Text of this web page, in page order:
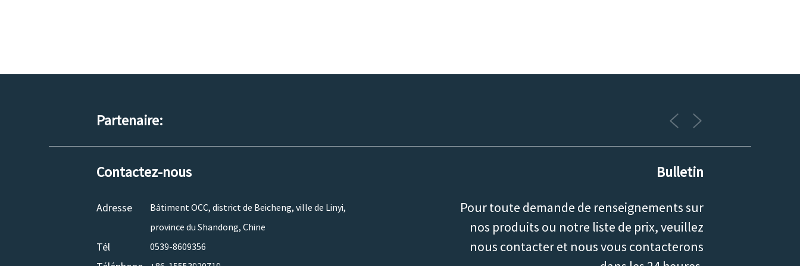
Partenaire:
Contactez-nous
Adresse
Bâtiment OCC, district de Beicheng, ville de Linyi,
province du Shandong, Chine
Tél 0539-8609356
Bulletin
Pour toute demande de renseignements sur
nos produits ou notre liste de prix, veuillez
nous contacter et nous vous contacterons